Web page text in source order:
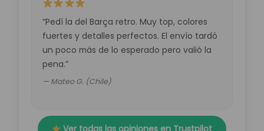
“Pedí la del Barça retro. Muy top, colores
fuertes y detalles perfectos. El envío tardó
un poco más de lo esperado pero valió la
pena.”
— Mateo G. (Chile)